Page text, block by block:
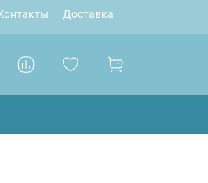
Доставка